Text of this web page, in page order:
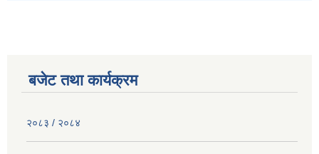
बजेट तथा कार्यक्रम
२०८३ / २०८४